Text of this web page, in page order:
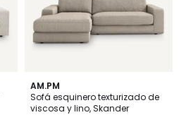
AM.PM
Sofá esquinero texturizado de
viscosa y lino, Skander